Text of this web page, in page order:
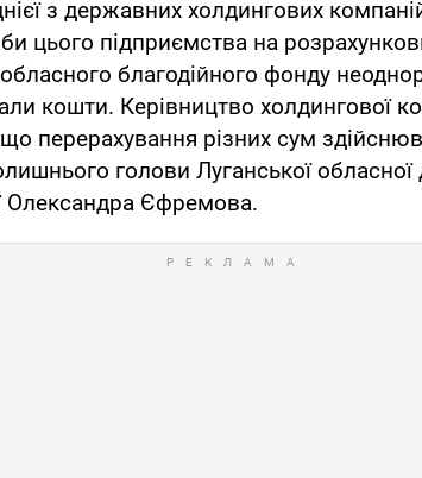
з державних холдингових
цього підприємства на
благодійного фонду
кошти. Керівництво холдингової
перерахування різних сум
голови Луганської
Олександра Єфремова.